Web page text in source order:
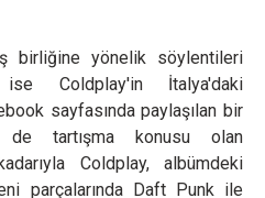
birliğine yönelik söylentileri
ise Coldplay'in İtalya'daki
sayfasında paylaşılan bir
tartışma konusu olan
Coldplay, albümdeki
parçalarında Daft Punk ile